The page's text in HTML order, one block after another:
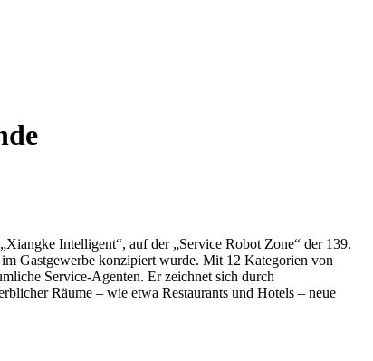
Intelligent“, auf der „Service Robot Zone“ der 139.
Gastgewerbe konzipiert wurde. Mit 12 Kategorien von
Service-Agenten. Er zeichnet sich durch
Räume – wie etwa Restaurants und Hotels – neue